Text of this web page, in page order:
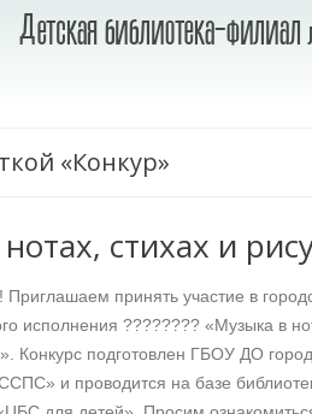
«Конкур»
стихах и
Приглашаем принять участие в
исполнения ???????? «Музыка в
Конкурс подготовлен ГБОУ ДО
и проводится на базе